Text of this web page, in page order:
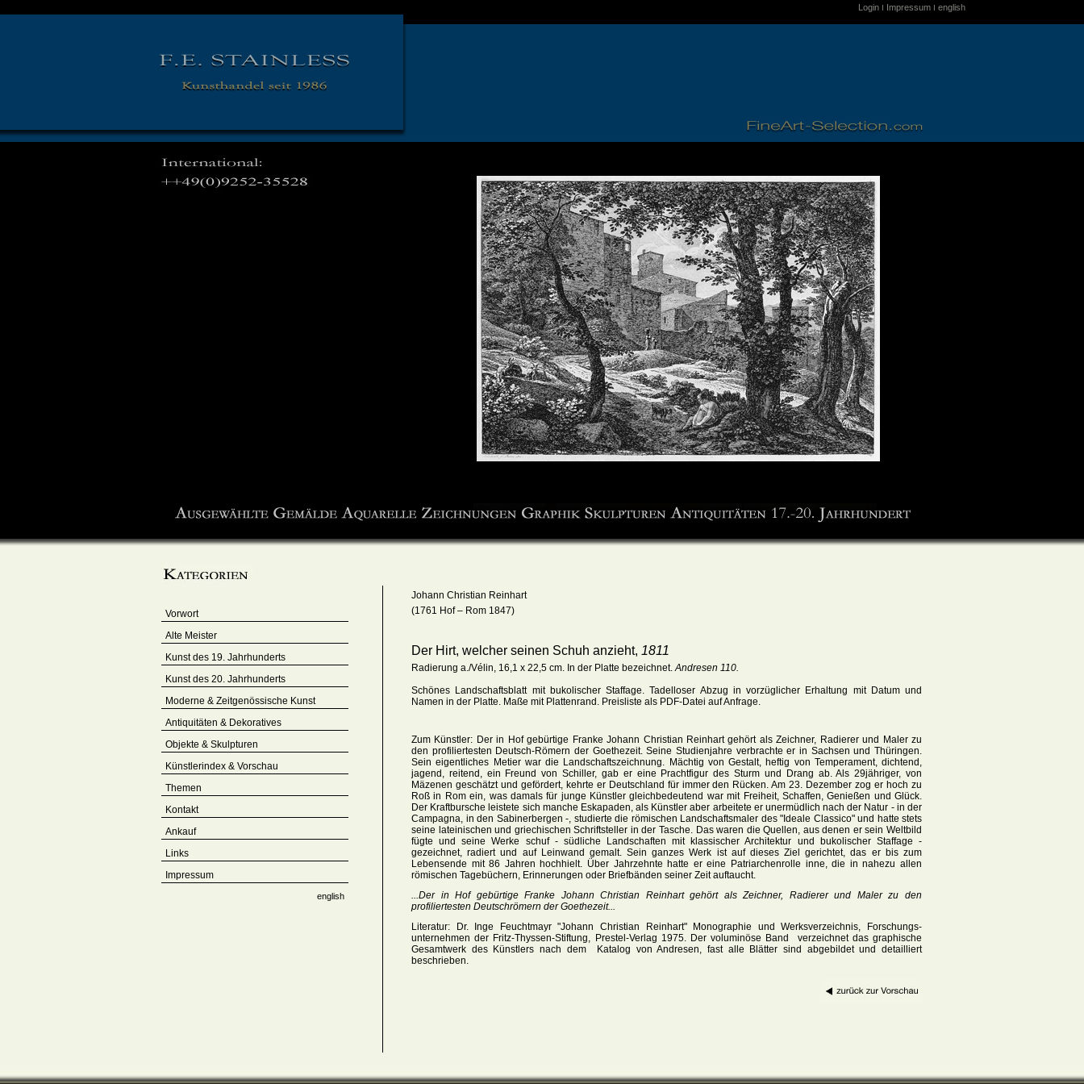
Login I Impressum I english
Vorwort
Alte Meister
Kunst des 19. Jahrhunderts
Kunst des 20. Jahrhunderts
Moderne & Zeitgenössische Kunst
Antiquitäten & Dekoratives
Objekte & Skulpturen
Künstlerindex & Vorschau
Themen
Kontakt
Ankauf
Links
Impressum
english
Johann Christian Reinhart
(1761 Hof – Rom 1847)
Der Hirt, welcher seinen Schuh anzieht, 1811
Radierung a./Vélin, 16,1 x 22,5 cm. In der Platte bezeichnet.Andresen 110.
Schönes Landschaftsblatt mit bukolischer Staffage.Tadelloser Abzug in vorzüglicher Erhaltung mit Datum und
Namen in der Platte. Maße mit Plattenrand . Preisliste als PDF-Datei auf Anfrage.
Zum Künstler: Der in Hof gebürtige Franke Johann Christian Reinhart gehört als Zeichner, Radierer und Maler zu
den profiliertesten Deutsch-Römern der Goethezeit. Seine Studienjahre verbrachte er in Sachsen und Thüringen.
Sein eigentliches Metier war die Landschaftszeichnung. Mächtig von Gestalt, heftig von Temperament, dichtend,
jagend, reitend, ein Freund von Schiller, gab er eine Prachtfigur des Sturm und Drang ab. Als 29jähriger, von
Mäzenen geschätzt und gefördert, kehrte er Deutschland für immer den Rücken. Am 23. Dezember zog er hoch zu
Roß in Rom ein, was damals für junge Künstler gleichbedeutend war mit Freiheit, Schaffen, Genießen und Glück.
Der Kraftbursche leistete sich manche Eskapaden, als Künstler aber arbeitete er unermüdlich nach der Natur - in der
Campagna, in den Sabinerbergen -, studierte die römischen Landschaftsmaler des "Ideale Classico" und hatte stets
seine lateinischen und griechischen Schriftsteller in der Tasche. Das waren die Quellen, aus denen er sein Weltbild
fügte und seine Werke schuf - südliche Landschaften mit klassischer Architektur und bukolischer Staffage -
gezeichnet, radiert und auf Leinwand gemalt. Sein ganzes Werk ist auf dieses Ziel gerichtet, das er bis zum
Lebensende mit 86 Jahren hochhielt. Über Jahrzehnte hatte er eine Patriarchenrolle inne, die in nahezu allen
römischen Tagebüchern, Erinnerungen oder Briefbänden seiner Zeit auftaucht.
...Der in Hof gebürtige Franke Johann Christian Reinhart gehört als Zeichner, Radierer und Maler zu den
profiliertesten Deutschrömern der Goethezeit...
Literatur: Dr. Inge Feuchtmayr "Johann Christian Reinhart" Monographie und Werksverzeichnis, Forschungs-
unternehmen der Fritz-Thyssen-Stiftung, Prestel-Verlag 1975. Der voluminöse Band verzeichnet das graphische
Gesamtwerk des Künstlers nach dem Katalog von Andresen, fast alle Blätter sind abgebildet und detailliert
beschrieben.